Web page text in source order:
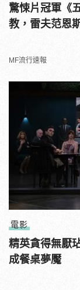
驚悚片冠軍《
教，雷夫范恩
MF流行速報
電影
精英貪得無厭
成餐桌夢魘